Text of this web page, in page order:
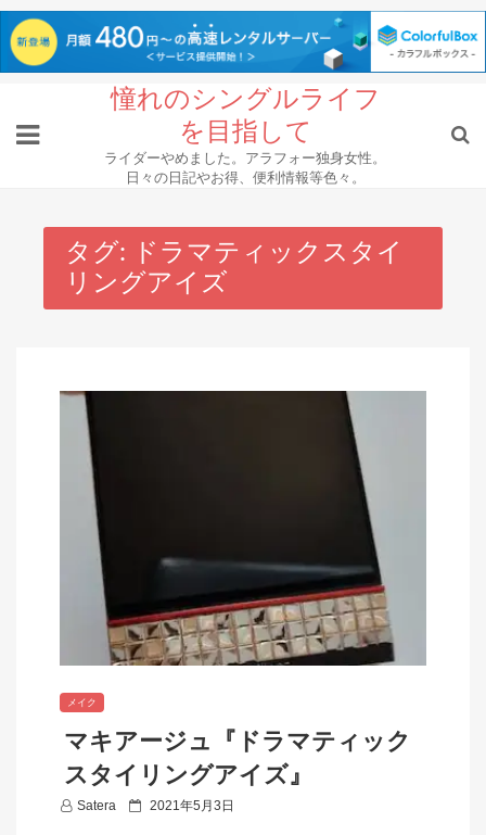
content
憧れのシングルライフ
を目指して
ライダーやめました。アラフォー独身女性。
日々の日記やお得、便利情報等色々。
タグ:
ドラマティックスタイ
リングアイズ
メイク
マキアージュ『ドラマティック
スタイリングアイズ』
Satera
P 2021年5月3日